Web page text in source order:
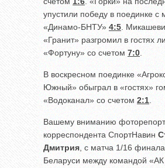
упустили победу в поединке с
«Динамо-БНТУ» 4:5.
«Гранит» разгромил в гостях
«Фортуну» со счетом 7:0.
В воскресном поединке
Южный» обыграл в «гостях»
«Водоканал» со счетом 2:1.
Вашему вниманию
корреспондента СпортНавин
Дмитрия, с матча 1/16
Беларуси между командой